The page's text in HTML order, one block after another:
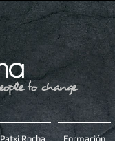
Patxi Rocha Formación